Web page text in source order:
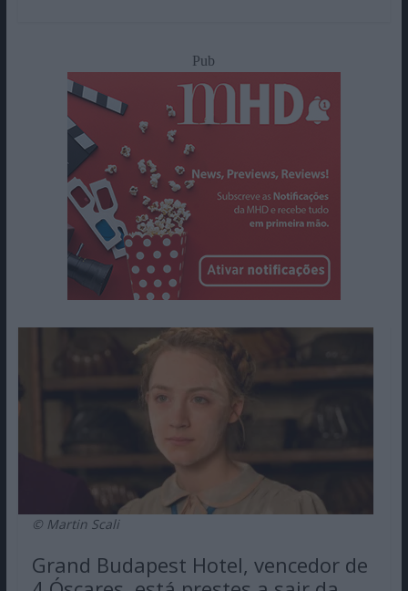
Pub
© Martin Scali
Grand Budapest Hotel, vencedor de